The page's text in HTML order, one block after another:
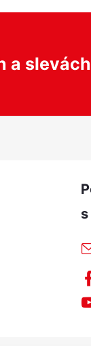
a slevách